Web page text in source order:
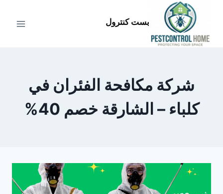
المحتوى
بست كنترول
شركة مكافحة الفئران في
كلباء – الشارقة خصم 40%